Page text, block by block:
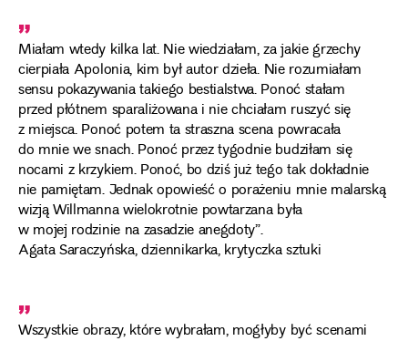
„
Miałam wtedy kilka lat. Nie wiedziałam, za jakie grzechy
cierpiała Apolonia, kim był autor dzieła. Nie rozumiałam
sensu pokazywania takiego bestialstwa. Ponoć stałam
przed płótnem sparaliżowana i nie chciałam ruszyć się
z miejsca. Ponoć potem ta straszna scena powracała
do mnie we snach. Ponoć przez tygodnie budziłam się
nocami z krzykiem. Ponoć, bo dziś już tego tak dokładnie
nie pamiętam. Jednak opowieść o porażeniu mnie malarską
wizją Willmanna wielokrotnie powtarzana była
w mojej rodzinie na zasadzie anegdoty”.
Agata Saraczyńska, dziennikarka, krytyczka sztuki
„
Wszystkie obrazy, które wybrałam, mogłyby być scenami